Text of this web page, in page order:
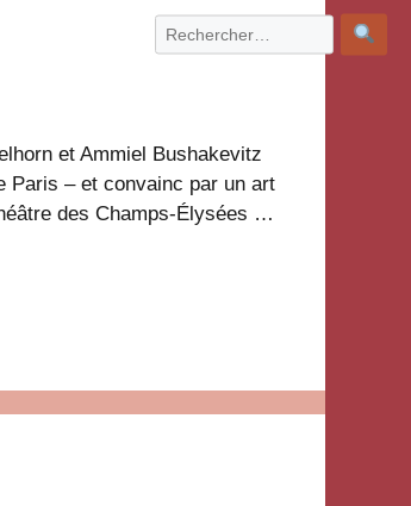
et Ammiel Bushakevitz
Paris – et convainc par un art
des Champs-Élysées …